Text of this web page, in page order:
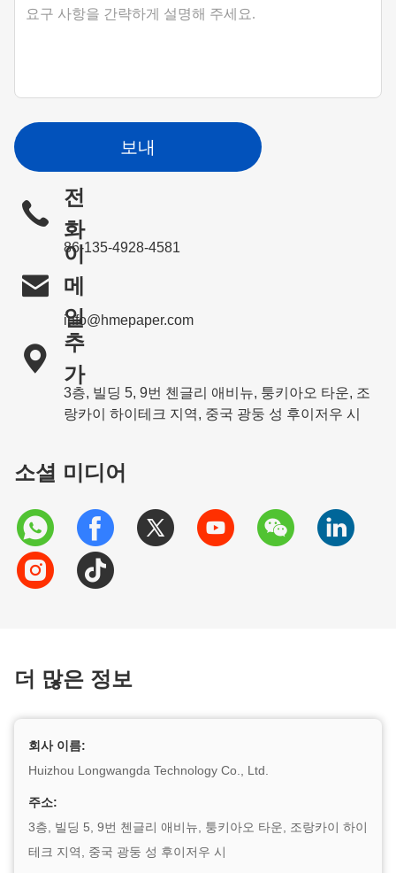
보내
전
화
86-135-4928-4581

이
메
일
info@hmepaper.com

추
가
3층, 빌딩 5, 9번 첸글리 애비뉴, 퉁키아오 타운, 조
랑카이 하이테크 지역, 중국 광둥 성 후이저우 시
소셜 미디어
더 많은 정보
회사 이름:
Huizhou Longwangda Technology Co., Ltd.
주소:
3층, 빌딩 5, 9번 첸글리 애비뉴, 퉁키아오 타운, 조랑카이 하이
테크 지역, 중국 광둥 성 후이저우 시